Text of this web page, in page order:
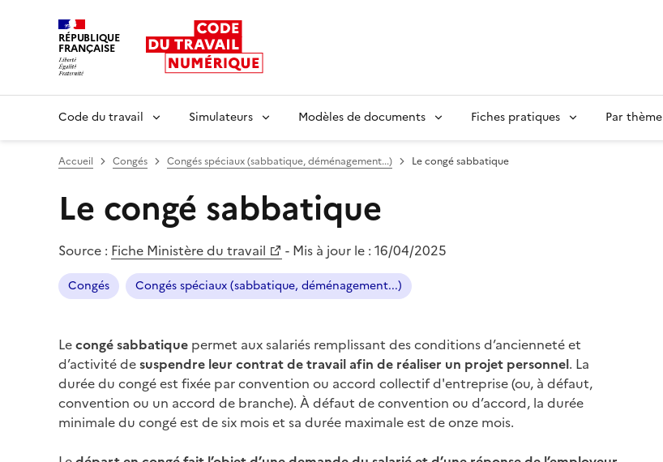
RÉPUBLIQUE
FRANÇAISE
Code du travail Simulateurs Modèles de documents Fiches pratiques Par thème
Accueil Congés Congés spéciaux (sabbatique, déménagement...) Le congé sabbatique
Le congé sabbatique
Source : Fiche Ministère du travail - Mis à jour le : 16/04/2025
Congés Congés spéciaux (sabbatique, déménagement...)
Lecongé sabbatique permet aux salariés remplissant des conditions d’ancienneté et
d’activité desuspendre leur contrat de travail afin de réaliser un projet personnel. La
durée du congé est fixée par convention ou accord collectif d'entreprise (ou, à défaut,
convention ou un accord de branche). À défaut de convention ou d’accord, la durée
minimale du congé est de six mois et sa durée maximale est de onze mois.